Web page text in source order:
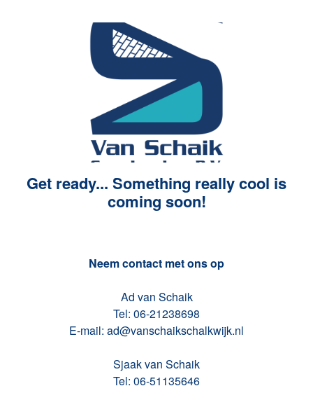
Get ready... Something really cool is
coming soon!
Neem contact met ons op
Ad van Schaik
Tel: 06-21238698
E-mail: ad@vanschaikschalkwijk.nl
Sjaak van Schaik
Tel: 06-51135646